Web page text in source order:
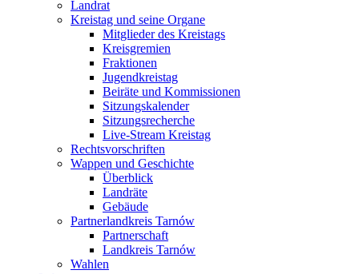
Landrat
Kreistag und seine Organe
Mitglieder des Kreistags
Kreisgremien
Fraktionen
Jugendkreistag
Beiräte und Kommissionen
Sitzungskalender
Sitzungsrecherche
Live-Stream Kreistag
Rechtsvorschriften
Wappen und Geschichte
Überblick
Landräte
Gebäude
Partnerlandkreis Tarnów
Partnerschaft
Landkreis Tarnów
Wahlen